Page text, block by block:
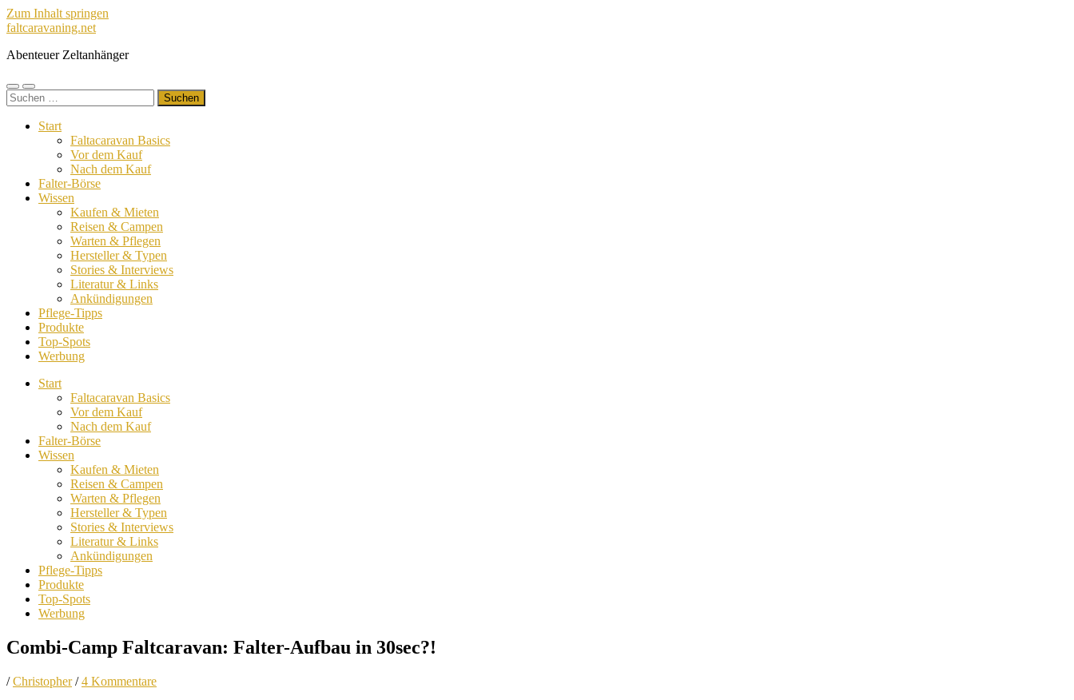
Zum Inhalt springen
faltcaravaning.net
Abenteuer Zeltanhänger
Mobile-
Menü
Suchfeld
ein-/ausblenden
Suchen
nach:
Start
Faltacaravan Basics
Vor dem Kauf
Nach dem Kauf
Falter-Börse
Wissen
Kaufen & Mieten
Reisen & Campen
Warten & Pflegen
Hersteller & Typen
Stories & Interviews
Literatur & Links
Ankündigungen
Pflege-Tipps
Produkte
Top-Spots
Werbung
Start
Faltacaravan Basics
Vor dem Kauf
Nach dem Kauf
Falter-Börse
Wissen
Kaufen & Mieten
Reisen & Campen
Warten & Pflegen
Hersteller & Typen
Stories & Interviews
Literatur & Links
Ankündigungen
Pflege-Tipps
Produkte
Top-Spots
Werbung
Combi-Camp Faltcaravan: Falter-Aufbau in 30sec?!
/Christopher /4 Kommentare